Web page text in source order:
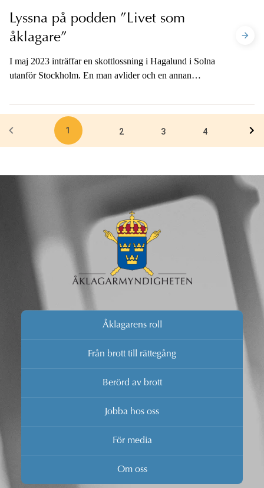
Lyssna på podden ”Livet som
åklagare”
I maj 2023 inträffar en skottlossning i Hagalund i Solna
utanför Stockholm. En man avlider och en annan
åklagares bord. Hur arbetar åklagare och polis de första
dygnen efter att ett grovt våldsbrott har ägt rum? I
Åklagarmyndighetens podd får du höra åklagarna
Josefine Dahlqvist och Tomas Engman själva berätta
1 2 3 4
Åklagarens roll
Från brott till rättegång
Berörd av brott
Jobba hos oss
För media
Om oss